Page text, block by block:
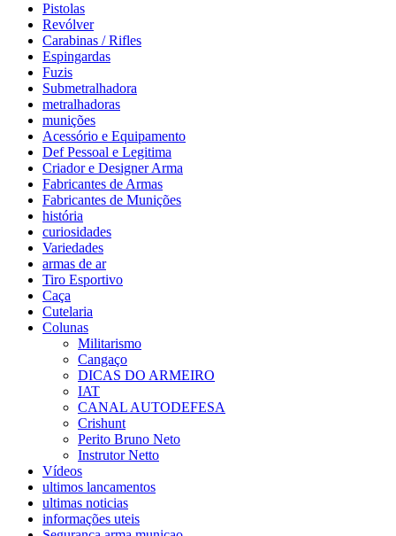
Pistolas
Revólver
Carabinas / Rifles
Espingardas
Fuzis
Submetralhadora
metralhadoras
munições
Acessório e Equipamento
Def Pessoal e Legitima
Criador e Designer Arma
Fabricantes de Armas
Fabricantes de Munições
história
curiosidades
Variedades
armas de ar
Tiro Esportivo
Caça
Cutelaria
Colunas
Militarismo
Cangaço
DICAS DO ARMEIRO
IAT
CANAL AUTODEFESA
Crishunt
Perito Bruno Neto
Instrutor Netto
Vídeos
ultimos lancamentos
ultimas noticias
informações uteis